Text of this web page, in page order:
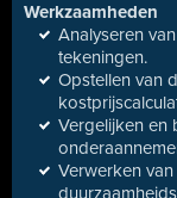
Werkzaamheden
Analyseren
tekeningen.
Opstellen van
Vergelijken en
Verwerken